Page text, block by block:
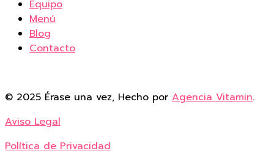
Equipo
Menú
Blog
Contacto
© 2025 Érase una vez, Hecho por Agencia Vitamin.
Aviso Legal
Política de Privacidad